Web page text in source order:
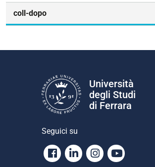
coll-dopo
Università
degli Studi
di Ferrara
Seguici su
Facebook
LinkedinInstagram
Youtube